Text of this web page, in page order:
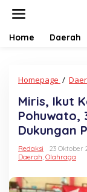
Home Daerah
Homepage /
Miris, Ikut
Pohuwato,
Dukungan
Redaksi
23 Oktober
Daerah, Olahraga